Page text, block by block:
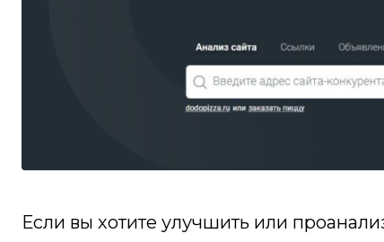
Если вы хотите улучшить или